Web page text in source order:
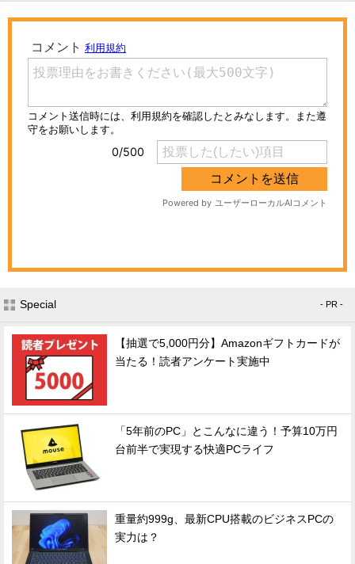
Special - PR -
【抽選で5,000円分】Amazonギフトカードが
当たる！読者アンケート実施中
「5年前のPC」とこんなに違う！予算10万円
台前半で実現する快適PCライフ
重量約999g、最新CPU搭載のビジネスPCの
実力は？